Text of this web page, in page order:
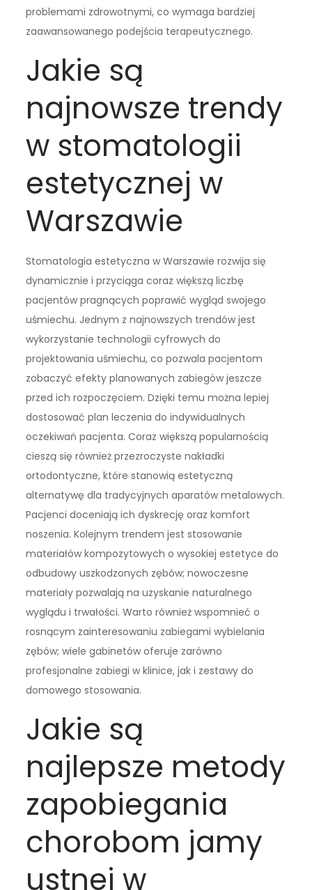
problemami zdrowotnymi, co wymaga bardziej
zaawansowanego podejścia terapeutycznego.
Jakie są
najnowsze trendy
w stomatologii
estetycznej w
Warszawie
Stomatologia estetyczna w Warszawie rozwija się
dynamicznie i przyciąga coraz większą liczbę
pacjentów pragnących poprawić wygląd swojego
uśmiechu. Jednym z najnowszych trendów jest
wykorzystanie technologii cyfrowych do
projektowania uśmiechu, co pozwala pacjentom
zobaczyć efekty planowanych zabiegów jeszcze
przed ich rozpoczęciem. Dzięki temu można lepiej
dostosować plan leczenia do indywidualnych
oczekiwań pacjenta. Coraz większą popularnością
cieszą się również przezroczyste nakładki
ortodontyczne, które stanowią estetyczną
alternatywę dla tradycyjnych aparatów metalowych.
Pacjenci doceniają ich dyskrecję oraz komfort
noszenia. Kolejnym trendem jest stosowanie
materiałów kompozytowych o wysokiej estetyce do
odbudowy uszkodzonych zębów; nowoczesne
materiały pozwalają na uzyskanie naturalnego
wyglądu i trwałości. Warto również wspomnieć o
rosnącym zainteresowaniu zabiegami wybielania
zębów; wiele gabinetów oferuje zarówno
profesjonalne zabiegi w klinice, jak i zestawy do
domowego stosowania.
Jakie są
najlepsze metody
zapobiegania
chorobom jamy
ustnej w